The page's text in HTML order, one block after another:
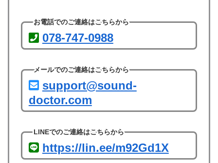
お電話でのご連絡はこちらから
078-747-0988
メールでのご連絡はこちらから
support@sound-
doctor.com
LINEでのご連絡はこちらから
https://lin.ee/m92Gd1X